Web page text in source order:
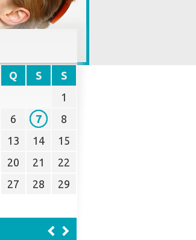
Q S
S
1
6 7
8
13 14
15
20 21
22
27 28
29